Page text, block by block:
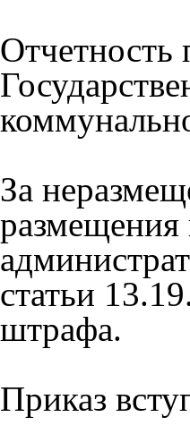
За
статьи
штрафа.
Приказ